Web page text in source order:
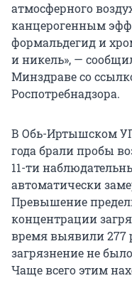
атмосферного
канцерогенным
формальдегид и
и никель», —
Минздраве со
Роспотребнадзора.
В Обь-Иртышском
года брали пробы
11-ти
автоматически
Превышение
концентрации
время выявили 277
загрязнение не
Чаще всего этим